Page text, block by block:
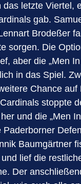
das letzte Viertel,
gab.
Brodeßer
sorgen. Die
aber die „Men
in das Spiel.
Chance auf
stoppte
und die „Men
Paderborner
Baumgärtner
lief die
Der